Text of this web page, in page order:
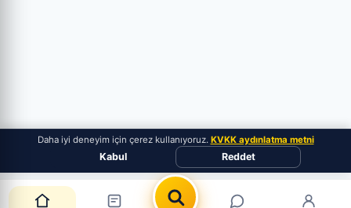
Daha iyi deneyim için çerez kullanıyoruz. KVKK aydınlatma metni
Kabul Reddet